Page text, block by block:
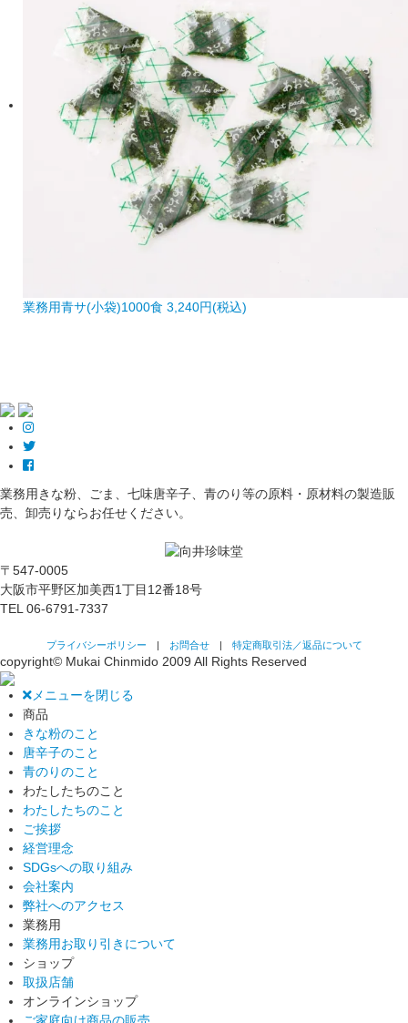
業務用青サ(小袋)1000食 3,240円(税込)
業務用きな粉、ごま、七味唐辛子、青のり等の原料・原材料の製造販
売、卸売りならお任せください。
〒547-0005
大阪市平野区加美西1丁目12番18号
TEL06-6791-7337
プライバシーポリシー お問合せ| 特定商取引法／返品について
copyright© Mukai Chinmido 2009 All Rights Reserved
メニューを閉じる
商品
きな粉のこと
唐辛子のこと
青のりのこと
わたしたちのこと
わたしたちのこと
ご挨拶
経営理念
SDGsへの取り組み
会社案内
弊社へのアクセス
業務用
業務用お取り引きについて
ショップ
取扱店舗
オンラインショップ